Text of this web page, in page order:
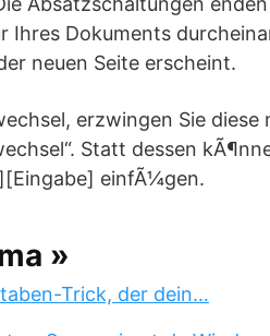
Ihres Dokuments
neuen Seite erscheint.
erzwingen Sie
Statt dessen
einfÃ¼gen.
»
Trick, der dein…